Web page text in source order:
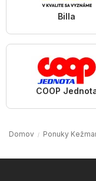
Billa
COOP
Domov Ponuky